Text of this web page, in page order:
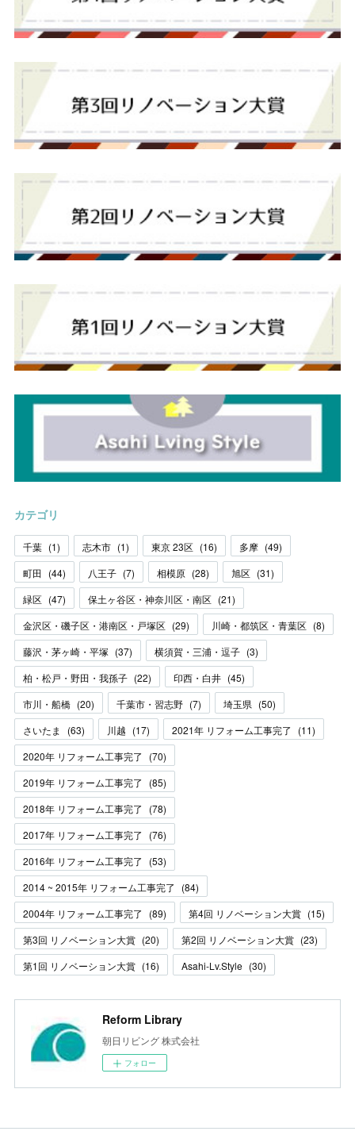
カテゴリ
千葉 (1) 志木市 (1) 東京 23区 (16) 多摩 (49)
町田 (44) 八王子 (7) 相模原 (28) 旭区 (31)
緑区 (47) 保土ヶ谷区・神奈川区・南区 (21)
金沢区・磯子区・港南区・戸塚区 (29) 川崎・都筑区・青葉区 (8)
藤沢・茅ヶ崎・平塚 (37) 横須賀・三浦・逗子 (3)
柏・松戸・野田・我孫子 (22) 印西・白井 (45)
市川・船橋 (20) 千葉市・習志野 (7) 埼玉県 (50)
さいたま
(63) 川越 (17) 2021年 リフォーム工事完了 (11)
2020年 リフォーム工事完了
(70)
2019年 リフォーム工事完了
(85)
2018年 リフォーム工事完了
(78)
2017年 リフォーム工事完了
(76)
2016年 リフォーム工事完了
(53)
2014 ~ 2015年 リフォーム工事完了
(84)
2004年 リフォーム工事完了
(89) 第4回 リノベーション大賞 (15)
第3回 リノベーション大賞 (20) 第2回 リノベーション大賞 (23)
第1回 リノベーション大賞 (16) Asahi-Lv.Style (30)
Reform Library
朝日リビング 株式会社
フォロー